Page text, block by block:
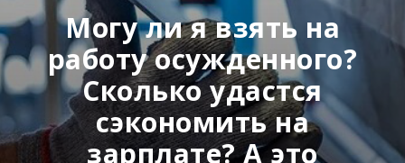
Могу ли я взять на
работу осужденного?
Сколько удастся
сэкономить на
зарплате? А это